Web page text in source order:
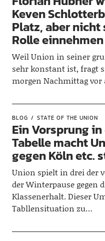
Keven
Platz, aber nicht
Rolle einnehmen
Weil Union in seiner
sehr konstant ist, fragt
morgen Nachmittag
BLOG STATE OF THE UNION
Ein Vorsprung
Tabelle macht
gegen Köln etc.
Union spielt in drei der
der Winterpause gegen
Klassenerhalt. Dieser
Tabllensituation zu…